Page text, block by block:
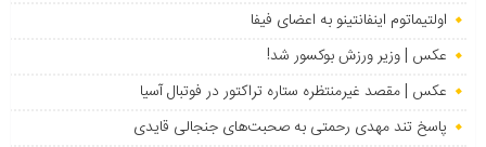
اولتیماتوم اینفانتینو به اعضای فیفا
عکس | وزیر ورزش بوکسور شد!
عکس | مقصد غیرمنتظره ستاره تراکتور در فوتبال آسیا
پاسخ تند مهدی رحمتی به صحبت‌های جنجالی قایدی